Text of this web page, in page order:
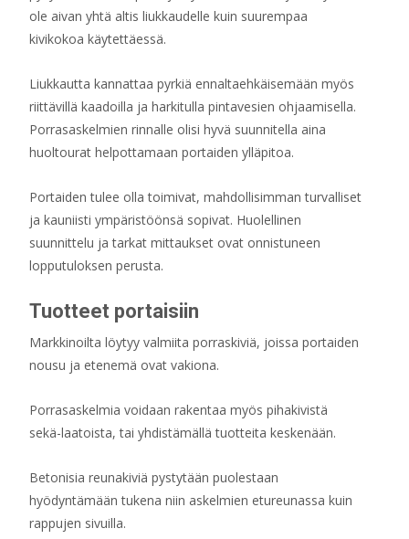
ole aivan yhtä altis liukkaudelle kuin suurempaa
kivikokoa käytettäessä.
Liukkautta kannattaa pyrkiä ennaltaehkäisemään myös
riittävillä kaadoilla ja harkitulla pintavesien ohjaamisella.
Porrasaskelmien rinnalle olisi hyvä suunnitella aina
huoltourat helpottamaan portaiden ylläpitoa.
Portaiden tulee olla toimivat, mahdollisimman turvalliset
ja kauniisti ympäristöönsä sopivat. Huolellinen
suunnittelu ja tarkat mittaukset ovat onnistuneen
lopputuloksen perusta.
Tuotteet portaisiin
Markkinoilta löytyy valmiita porraskiviä, joissa portaiden
nousu ja etenemä ovat vakiona.
Porrasaskelmia voidaan rakentaa myös pihakivistä
sekä-laatoista, tai yhdistämällä tuotteita keskenään.
Betonisia reunakiviä pystytään puolestaan
hyödyntämään tukena niin askelmien etureunassa kuin
rappujen sivuilla.